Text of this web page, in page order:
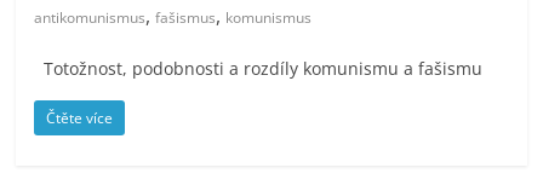
antikomunismus,fašismus, komunismus
Totožnost, podobnosti a rozdíly komunismu a fašismu
Čtěte více